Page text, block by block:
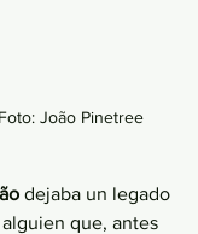
João Pinetree
dejaba un legado
que, antes